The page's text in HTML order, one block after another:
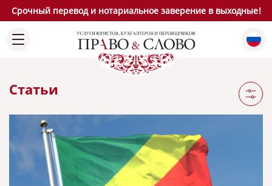
Срочный перевод и нотариальное заверение в выходные!
Статьи